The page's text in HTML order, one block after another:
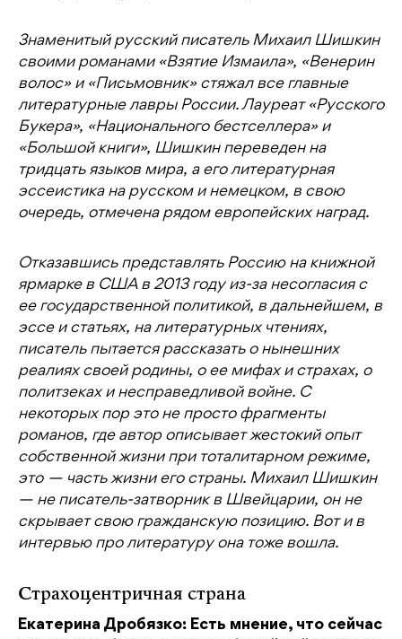
Знаменитый русский писатель Михаил Шишкин
своими романами «Взятие Измаила», «Венерин
волос» и «Письмовник» стяжал все главные
литературные лавры России. Лауреат «Русского
Букера», «Национального бестселлера» и
«Большой книги», Шишкин переведен на
тридцать языков мира, а его литературная
эссеистика на русском и немецком, в свою
очередь, отмечена рядом европейских наград.
Отказавшись представлять Россию на книжной
ярмарке в США в 2013 году из-за несогласия с
ее государственной политикой, в дальнейшем, в
эссе и статьях, на литературных чтениях,
писатель пытается рассказать о нынешних
реалиях своей родины, о ее мифах и страхах, о
политзеках и несправедливой войне. С
некоторых пор это не просто фрагменты
романов, где автор описывает жестокий опыт
собственной жизни при тоталитарном режиме,
это — часть жизни его страны. Михаил Шишкин
— не писатель-затворник в Швейцарии, он не
скрывает свою гражданскую позицию. Вот и в
интервью про литературу она тоже вошла.
Страхоцентричная страна
Екатерина Дробязко: Есть мнение, что сейчас